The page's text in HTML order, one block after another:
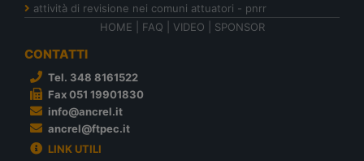
attività di revisione nei comuni attuatori - pnrr
HOME
FAQ VIDEO SPONSOR
CONTATTI
Tel. 348 8161522
Fax 051 19901830
info@ancrel.it
ancrel@ftpec.it
LINK UTILI